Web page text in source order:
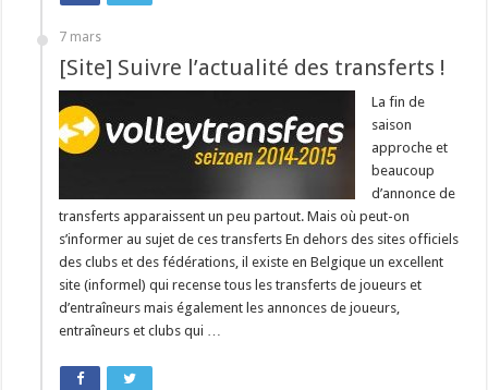
7 mars
[Site] Suivre l’actualité des transferts !
La fin de
saison
approche et
beaucoup
d’annonce de
transferts apparaissent un peu partout. Mais où peut-on
s’informer au sujet de ces transferts En dehors des sites officiels
des clubs et des fédérations, il existe en Belgique un excellent
site (informel) qui recense tous les transferts de joueurs et
d’entraîneurs mais également les annonces de joueurs,
entraîneurs et clubs qui …